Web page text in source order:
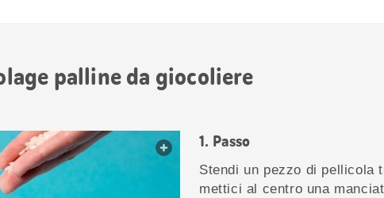
palline da giocoliere
web.lightbox.openLink
Passo
Stendi un pezzo di pellicola
mettici al centro una